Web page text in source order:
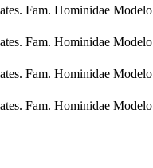
Fam. Hominidae Modelo
Fam. Hominidae Modelo
Fam. Hominidae Modelo
Fam. Hominidae Modelo